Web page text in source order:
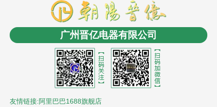
商盟成员：云南LED 消防工程安装 商业电子秤
电缆桥架 无人机信号干扰屏蔽反制 沈阳油浸式变压
器 控制电缆 沈阳风机盘管 LCR数字电桥 贵州led显
氮化铝陶瓷基板
广州晋亿电器有限公司
友情链接:阿里巴巴1688旗舰店